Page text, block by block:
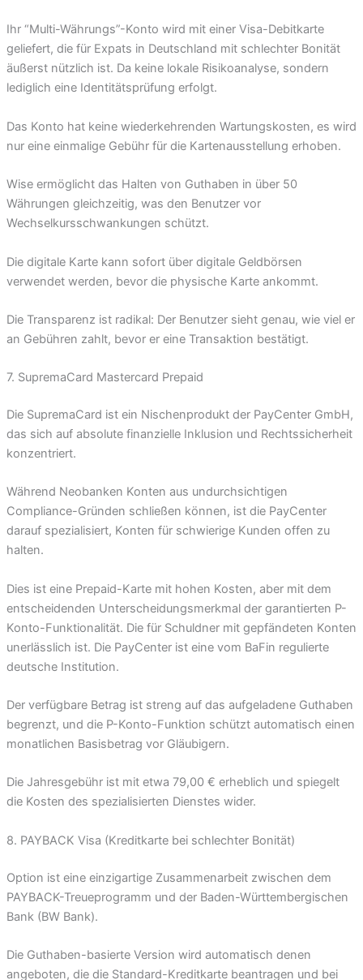
Ihr “Multi-Währungs”-Konto wird mit einer Visa-Debitkarte
geliefert, die für Expats in Deutschland mit schlechter Bonität
äußerst nützlich ist. Da keine lokale Risikoanalyse, sondern
lediglich eine Identitätsprüfung erfolgt.
Das Konto hat keine wiederkehrenden Wartungskosten, es wird
nur eine einmalige Gebühr für die Kartenausstellung erhoben.
Wise ermöglicht das Halten von Guthaben in über 50
Währungen gleichzeitig, was den Benutzer vor
Wechselkursschwankungen schützt.
Die digitale Karte kann sofort über digitale Geldbörsen
verwendet werden, bevor die physische Karte ankommt.
Die Transparenz ist radikal: Der Benutzer sieht genau, wie viel er
an Gebühren zahlt, bevor er eine Transaktion bestätigt.
7. SupremaCard Mastercard Prepaid
Die SupremaCard ist ein Nischenprodukt der PayCenter GmbH,
das sich auf absolute finanzielle Inklusion und Rechtssicherheit
konzentriert.
Während Neobanken Konten aus undurchsichtigen
Compliance-Gründen schließen können, ist die PayCenter
darauf spezialisiert, Konten für schwierige Kunden offen zu
halten.
Dies ist eine Prepaid-Karte mit hohen Kosten, aber mit dem
entscheidenden Unterscheidungsmerkmal der garantierten P-
Konto-Funktionalität. Die für Schuldner mit gepfändeten Konten
unerlässlich ist. Die PayCenter ist eine vom BaFin regulierte
deutsche Institution.
Der verfügbare Betrag ist streng auf das aufgeladene Guthaben
begrenzt, und die P-Konto-Funktion schützt automatisch einen
monatlichen Basisbetrag vor Gläubigern.
Die Jahresgebühr ist mit etwa 79,00 € erheblich und spiegelt
die Kosten des spezialisierten Dienstes wider.
8. PAYBACK Visa (Kreditkarte bei schlechter Bonität)
Option ist eine einzigartige Zusammenarbeit zwischen dem
PAYBACK-Treueprogramm und der Baden-Württembergischen
Bank (BW Bank).
Die Guthaben-basierte Version wird automatisch denen
angeboten, die die Standard-Kreditkarte beantragen und bei